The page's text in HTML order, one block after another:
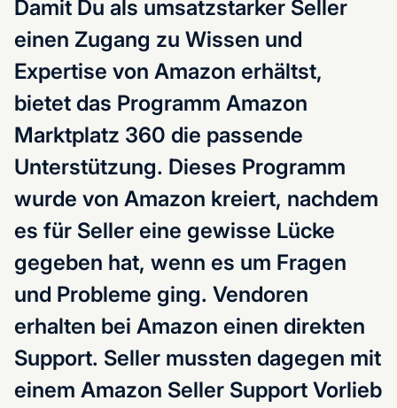
Damit Du als umsatzstarker Seller
einen Zugang zu Wissen und
Expertise von Amazon erhältst,
bietet das Programm Amazon
Marktplatz 360 die passende
Unterstützung. Dieses Programm
wurde von Amazon kreiert, nachdem
es für Seller eine gewisse Lücke
gegeben hat, wenn es um Fragen
und Probleme ging. Vendoren
erhalten bei Amazon einen direkten
Support. Seller mussten dagegen mit
einem Amazon Seller Support Vorlieb